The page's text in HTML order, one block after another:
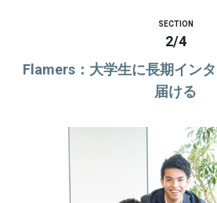
SECTION
2/4
Flamers：大学生に長期イン
届ける